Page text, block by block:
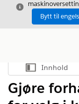
Avslutt
Bytt til
Vis
Innhold
Gjøre